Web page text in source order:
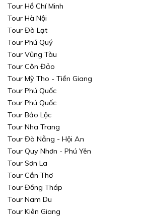
Tour Hồ Chí Minh
Tour Hà Nội
Tour Đà Lạt
Tour Phú Quý
Tour Vũng Tàu
Tour Côn Đảo
Tour Mỹ Tho - Tiền Giang
Tour Phú Quốc
Tour Phú Quốc
Tour Bảo Lộc
Tour Nha Trang
Tour Đà Nẵng - Hội An
Tour Quy Nhơn - Phú Yên
Tour Sơn La
Tour Cần Thơ
Tour Đồng Tháp
Tour Nam Du
Tour Kiên Giang